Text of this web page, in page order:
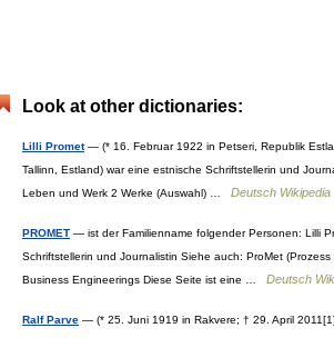
Look at other dictionaries:
Lilli Promet— (* 16. Februar 1922 in Petseri, Republik
Tallinn, Estland) war eine estnische Schriftstellerin und
Leben und Werk 2 Werke (Auswahl) … Deutsch Wikipedia
PROMET — ist der Familienname folgender Personen: Lilli
Schriftstellerin und Journalistin Siehe auch: ProMet
Business Engineerings Diese Seite ist eine … Deutsch
Ralf Parve — (* 25. Juni 1919 in Rakvere; † 29. April